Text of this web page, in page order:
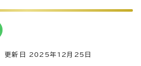
新日 2025年12月25日